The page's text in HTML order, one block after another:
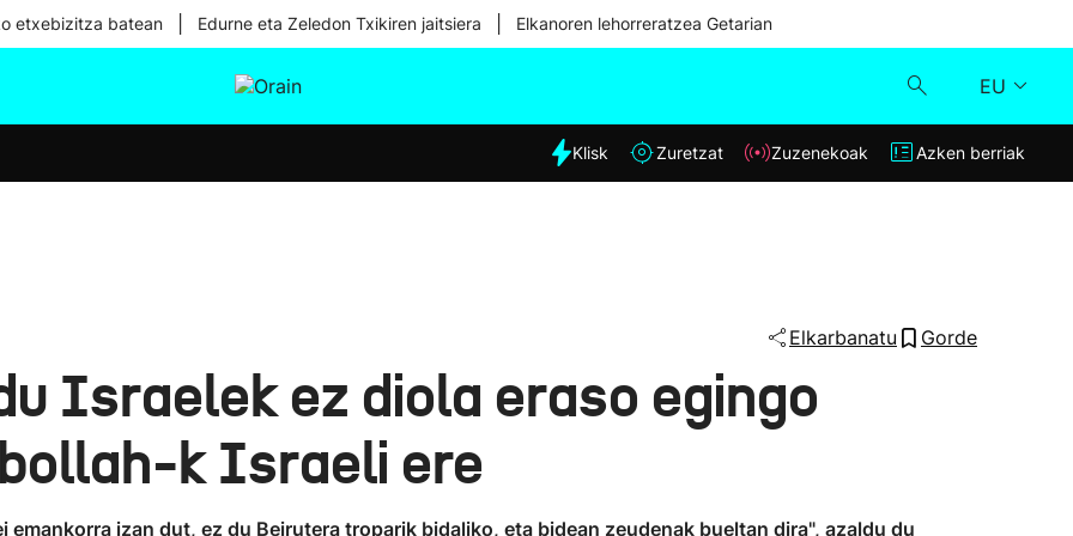
etxebizitza batean Edurne eta Zeledon Txikiren jaitsiera Elkanoren lehorreratzea Getarian
EU
Eguraldia
Klisk
Klisk Zuretzat Zuzenekoak Azken berriak
Elkarbanatu Gorde
Israelek ez diola eraso egingo
k Israeli ere
izan dut, ez du Beirutera troparik bidaliko, eta bidean zeudenak bueltan dira", azaldu du